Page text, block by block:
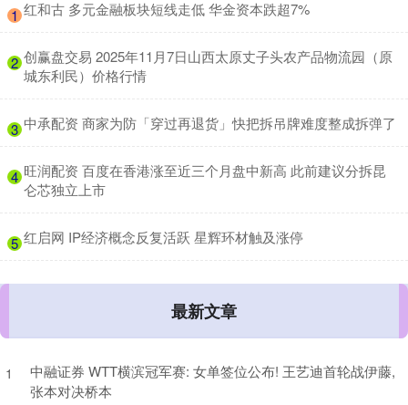
1 ​红和古 多元金融板块短线走低 华金资本跌超7%
2 ​创赢盘交易 2025年11月7日山西太原丈子头农产品物流园（原
城东利民）价格行情
3 ​中承配资 商家为防「穿过再退货」快把拆吊牌难度整成拆弹了
4 ​旺润配资 百度在香港涨至近三个月盘中新高 此前建议分拆昆
仑芯独立上市
5 ​红启网 IP经济概念反复活跃 星辉环材触及涨停
最新文章
1
中融证券 WTT横滨冠军赛: 女单签位公布! 王艺迪首轮战伊藤,
张本对决桥本